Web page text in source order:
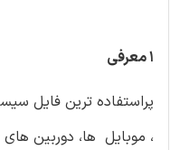
1 معرفی
پراستفاده ترین فایل
، موبایل ها، دوربین